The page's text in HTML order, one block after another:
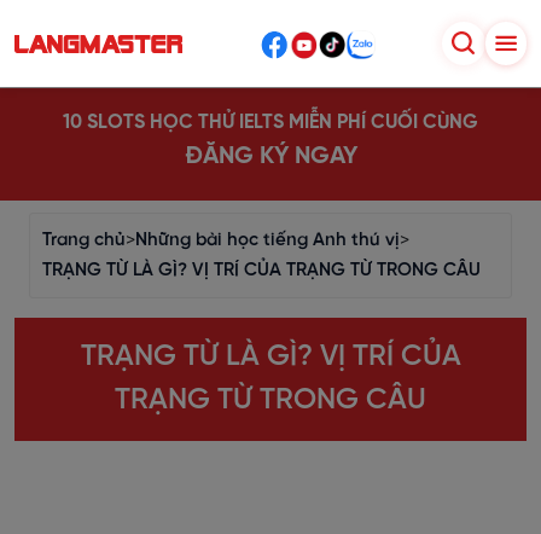
10 SLOTS HỌC THỬ IELTS MIỄN PHÍ CUỐI CÙNG
ĐĂNG KÝ NGAY
Trang chủ>Những bài học tiếng Anh thú vị>
TRẠNG TỪ LÀ GÌ? VỊ TRÍ CỦA TRẠNG TỪ TRONG CÂU
TRẠNG TỪ LÀ GÌ? VỊ TRÍ CỦA
TRẠNG TỪ TRONG CÂU